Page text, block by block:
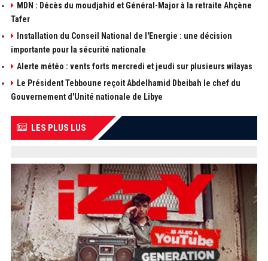
MDN : Décès du moudjahid et Général-Major à la retraite Ahçène
Tafer
Installation du Conseil National de l'Energie : une décision
importante pour la sécurité nationale
Alerte météo : vents forts mercredi et jeudi sur plusieurs wilayas
Le Président Tebboune reçoit Abdelhamid Dbeibah le chef du
Gouvernement d'Unité nationale de Libye
LES PLUS LUS